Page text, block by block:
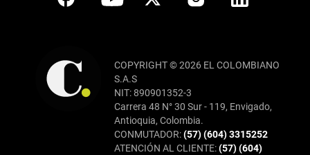
COPYRIGHT © 2026 EL COLOMBIANO
S.A.S
NIT: 890901352-3
Carrera 48 N° 30 Sur - 119, Envigado,
Antioquia, Colombia.
CONMUTADOR:(57) (604) 3315252
ATENCIÓN AL CLIENTE:(57) (604)